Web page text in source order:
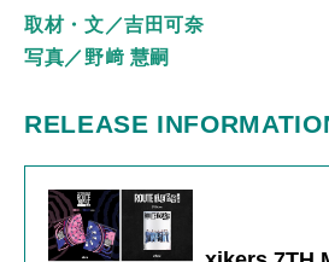
取材・文／吉田可奈
写真／野﨑 慧嗣
RELEASE